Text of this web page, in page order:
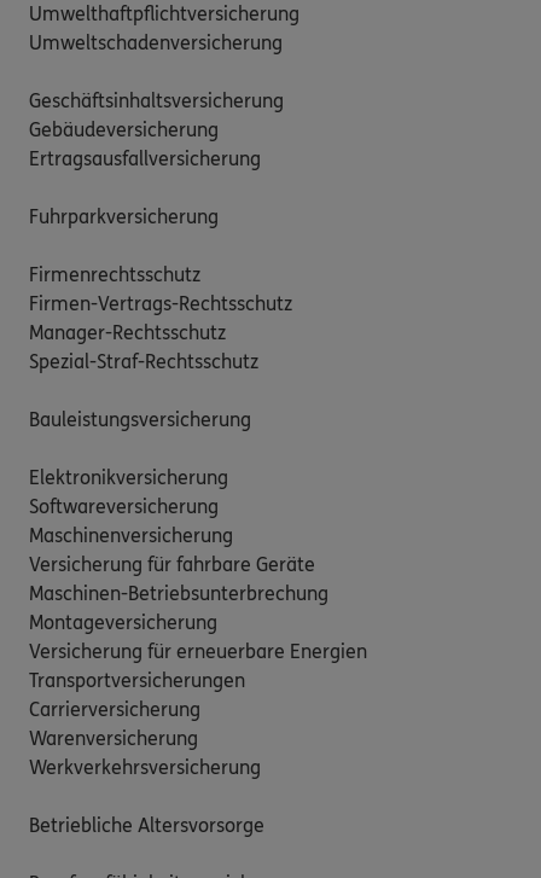
Umwelthaftpflichtversicherung
Umweltschadenversicherung
Geschäftsinhaltsversicherung
Gebäudeversicherung
Ertragsausfallversicherung
Fuhrparkversicherung
Firmenrechtsschutz
Firmen-Vertrags-Rechtsschutz
Manager-Rechtsschutz
Spezial-Straf-Rechtsschutz
Bauleistungsversicherung
Elektronikversicherung
Softwareversicherung
Maschinenversicherung
Versicherung für fahrbare Geräte
Maschinen-Betriebsunterbrechung
Montageversicherung
Versicherung für erneuerbare Energien
Transportversicherungen
Carrierversicherung
Warenversicherung
Werkverkehrsversicherung
Betriebliche Altersvorsorge